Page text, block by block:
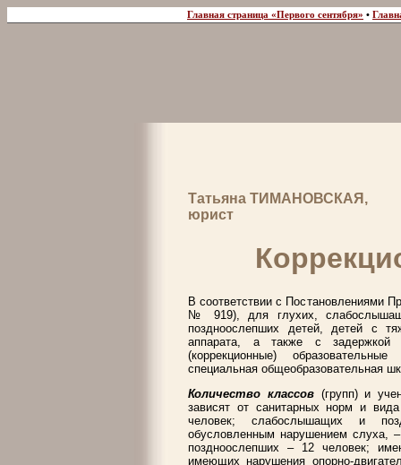
Главная страница «Первого сентября» •
Татьяна ТИМАНОВСКАЯ,
юрист
В соответствии с Постановлениями
№ 919), для глухих,
поздноослепших детей, детей с
аппарата, а также с задержкой
(коррекционные)
специальная общеобразовательная
Количество классов(групп) и
зависят от санитарных норм и
человек; слабослышащих и
обусловленным нарушением слуха,
поздноослепших – 12 человек;
имеющих нарушения опорно-